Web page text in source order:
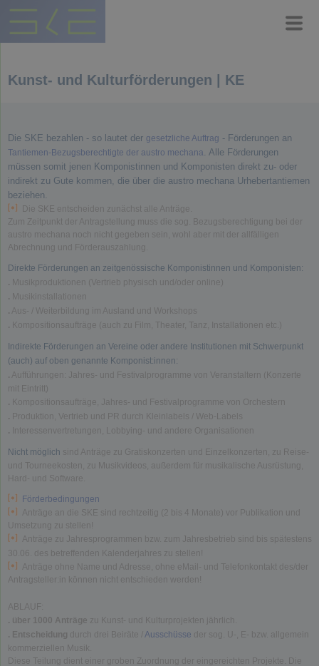
Kunst- und Kulturförderungen | KE
Die SKE bezahlen - so lautet der gesetzliche Auftrag - Förderungen an
Tantiemen-Bezugsberechtigte der austro mechana. Alle Förderungen
müssen somit jenen Komponistinnen und Komponisten direkt zu- oder
indirekt zu Gute kommen, die über die austro mechana Urhebertantiemen
beziehen.
Die SKE entscheiden zunächst alle Anträge.
Zum Zeitpunkt der Antragstellung muss die sog. Bezugsberechtigung bei der
austro mechana noch nicht gegeben sein, wohl aber mit der allfälligen
Abrechnung und Förderauszahlung.
Direkte Förderungen an zeitgenössische Komponistinnen und Komponisten:
. Musikproduktionen (Vertrieb physisch und/oder online)
. Musikinstallationen
. Aus- / Weiterbildung im Ausland und Workshops
. Kompositionsaufträge (auch zu Film, Theater, Tanz, Installationen etc.)
Indirekte Förderungen an Vereine oder andere Institutionen mit Schwerpunkt
(auch) auf oben genannte Komponist:innen:
. Aufführungen: Jahres- und Festivalprogramme von Veranstaltern (Konzerte
mit Eintritt)
. Kompositionsaufträge, Jahres- und Festivalprogramme von Orchestern
. Produktion, Vertrieb und PR durch Kleinlabels / Web-Labels
. Interessenvertretungen, Lobbying- und andere Organisationen
Nicht möglich sind Anträge zu Gratiskonzerten und Einzelkonzerten, zu Reise-
und Tourneekosten, zu Musikvideos, außerdem für musikalische Ausrüstung,
Hard- und Software.
Förderbedingungen
Anträge an die SKE sind rechtzeitig (2 bis 4 Monate) vor Publikation und
Umsetzung zu stellen!
Anträge zu Jahresprogrammen bzw. zum Jahresbetrieb sind bis spätestens
30.06. des betreffenden Kalenderjahres zu stellen!
Anträge ohne Name und Adresse, ohne eMail- und Telefonkontakt des/der
Antragsteller:in können nicht entschieden werden!
ABLAUF:
. über 1000 Anträge zu Kunst- und Kulturprojekten jährlich.
. Entscheidung durch drei Beiräte / Ausschüsse der sog. U-, E- bzw. allgemein
kommerziellen Musik.
Diese Teilung dient einer groben Zuordnung der eingereichten Projekte. Die